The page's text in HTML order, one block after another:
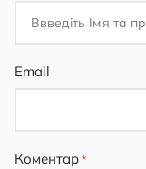
Email
Коментар